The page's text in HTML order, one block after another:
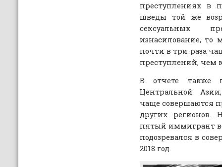
преступлениях в
шведы той же
сексуальных
изнасилование,
почти в три раза
преступлений, чем
В отчете также
Центральной
чаще совершаются
других регионов.
пятый иммигрант
подозревался в
2018 год.